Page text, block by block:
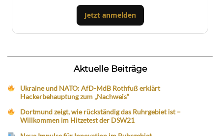
Jetzt anmelden
Aktuelle Beiträge
Ukraine und NATO: AfD-MdB Rothfuß erklärt
Hackerbehauptung zum „Nachweis“
Dortmund zeigt, wie rückständig das Ruhrgebiet ist –
Willkommen im Hitzetest der DSW21